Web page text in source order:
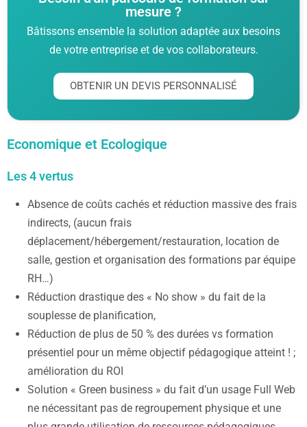
mesure ?
Bâtissons ensemble la solution adaptée aux besoins
de votre entreprise et de vos collaborateurs.
OBTENIR UN DEVIS PERSONNALISÉ
Economique et Ecologique
Les 4 vertus
Absence de coûts cachés et réduction massive des frais
indirects, (aucun frais
déplacement/hébergement/restauration, location de
salle, gestion et organisation des formations par équipe
RH…)
Réduction drastique des « No show » du fait de la
souplesse de planification,
Réduction de plus de 50 % des durées vs formation
présentiel pour un même objectif pédagogique atteint ! ;
amélioration du ROI
Solution « Green business » du fait d’un usage Full Web
ne nécessitant pas de regroupement physique et une